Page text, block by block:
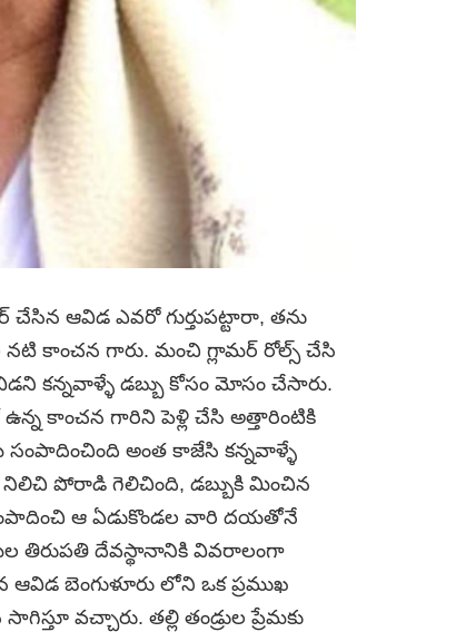
చేసిన ఆవిడ ఎవరో గుర్తుపట్టారా, తను
కాంచన గారు. మంచి గ్లామర్ రోల్స్ చేసి
కన్నవాళ్ళే డబ్బు కోసం మోసం చేసారు.
ఉన్న కాంచన గారిని పెళ్లి చేసి అత్తారింటికి
సంపాదించింది అంత కాజేసి కన్నవాళ్ళే
పోరాడి గెలిచింది, డబ్బుకి మించిన
ఆ ఏడుకొండల వారి దయతోనే
తిరుపతి దేవస్థానానికి వివరాలంగా
ఆవిడ బెంగుళూరు లోని ఒక ప్రముఖ
వచ్చారు. తల్లి తండ్రుల ప్రేమకు